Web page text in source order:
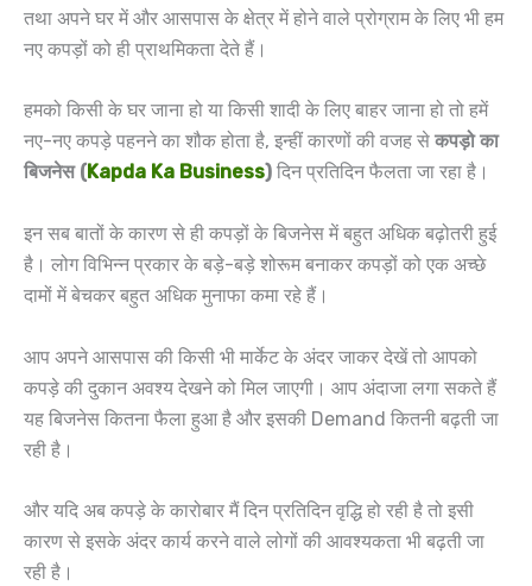
तथा अपने घर में और आसपास के क्षेत्र में होने वाले प्रोग्राम के लिए भी हम
नए कपड़ों को ही प्राथमिकता देते हैं।
हमको किसी के घर जाना हो या किसी शादी के लिए बाहर जाना हो तो हमें
नए-नए कपड़े पहनने का शौक होता है, इन्हीं कारणों की वजह से कपड़ो का
बिजनेस (Kapda Ka Business) दिन प्रतिदिन फैलता जा रहा है।
इन सब बातों के कारण से ही कपड़ों के बिजनेस में बहुत अधिक बढ़ोतरी हुई
है। लोग विभिन्न प्रकार के बड़े-बड़े शोरूम बनाकर कपड़ों को एक अच्छे
दामों में बेचकर बहुत अधिक मुनाफा कमा रहे हैं।
आप अपने आसपास की किसी भी मार्केट के अंदर जाकर देखें तो आपको
कपड़े की दुकान अवश्य देखने को मिल जाएगी। आप अंदाजा लगा सकते हैं
यह बिजनेस कितना फैला हुआ है और इसकी Demand कितनी बढ़ती जा
रही है।
और यदि अब कपड़े के कारोबार मैं दिन प्रतिदिन वृद्धि हो रही है तो इसी
कारण से इसके अंदर कार्य करने वाले लोगों की आवश्यकता भी बढ़ती जा
रही है।